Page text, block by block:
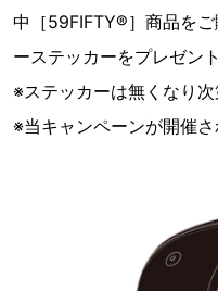
中［59FIFTY®］商品を
ーステッカーをプレゼント
※ステッカーは無くなり
※当キャンペーンが開催